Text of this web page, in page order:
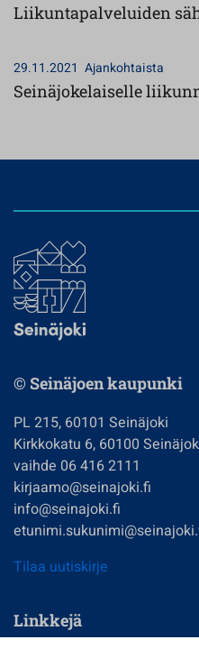
Liikuntapalveluiden
29.11.2021 Ajankohtaista
Seinäjokelaiselle
© Seinäjoen kaupunki
PL 215, 60101 Seinäjoki
Kirkkokatu 6, 60100
vaihde 06 416 2111
kirjaamo@seinajoki.fi
info@seinajoki.fi
Tilaa uutiskirje
Linkkejä